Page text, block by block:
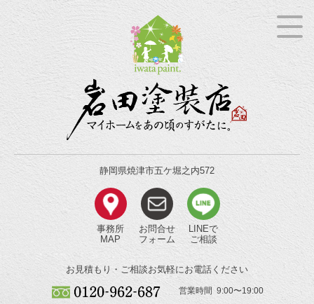
静岡県焼津市五ケ堀之内572
事務所
MAP
お問合せ
フォーム
LINEで
ご相談
お見積もり・ご相談お気軽にお電話ください
営業時間 9:00〜19:00